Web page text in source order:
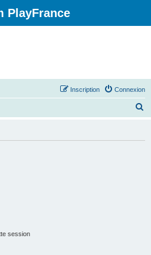
PlayFrance
Connexion
Inscription
session